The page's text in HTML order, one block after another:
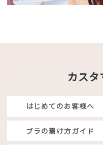
カスタ
はじめてのお客様へ
ブラの着け方ガイド